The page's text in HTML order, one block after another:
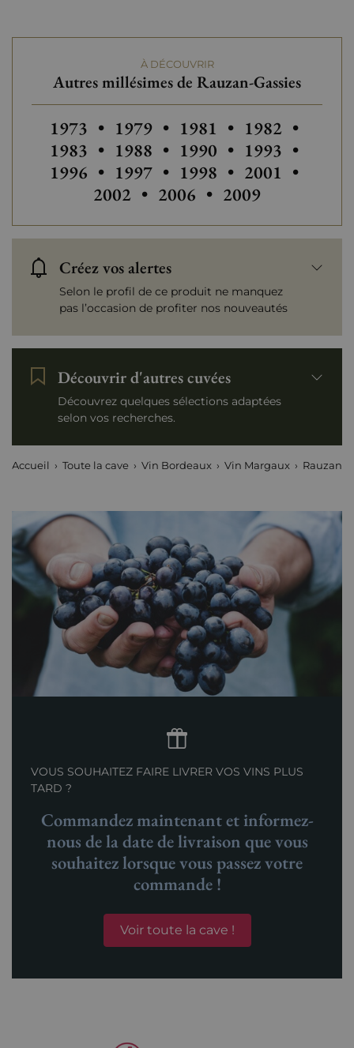
À DÉCOUVRIR
Autres millésimes de Rauzan-Gassies
Autres millésimes de Rauzan-Gassies
1973 • Autres millésimes de Rauzan-
1979 • Autres millésimes de
1981 • Autres
1982 •
1983 • Autres millésimes de Rauzan-
1988 • Autres millésimes de
1990 • Autres
1993 •
1996 • Autres millésimes de Rauzan-
1997 • Autres millésimes de
1998 • Autres
2001 •
2002 • Autres millésimes de
2006 • 2009
Créez vos alertes
Selon le profil de ce produit ne manquez
pas l’occasion de profiter nos nouveautés
Découvrir d'autres cuvées
Découvrez quelques sélections adaptées
selon vos recherches.
Accueil Toute la cave Vin Bordeaux Vin Margaux Rauzan-
VOUS SOUHAITEZ FAIRE LIVRER VOS VINS PLUS
TARD ?
Commandez maintenant et informez-
nous de la date de livraison que vous
souhaitez lorsque vous passez votre
commande !
Voir toute la cave !